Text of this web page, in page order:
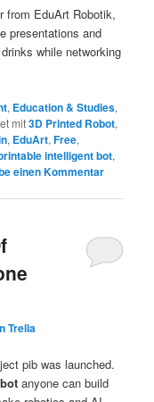
from EduArt Robotik,
presentations and
while networking
, Education & Studies,
mit3D Printed Robot,
, EduArt,Free,
intelligent bot,
einen Kommentar
Trella
pib was launched.
anyone can build